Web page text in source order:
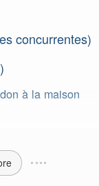
concurrentes)
à la maison